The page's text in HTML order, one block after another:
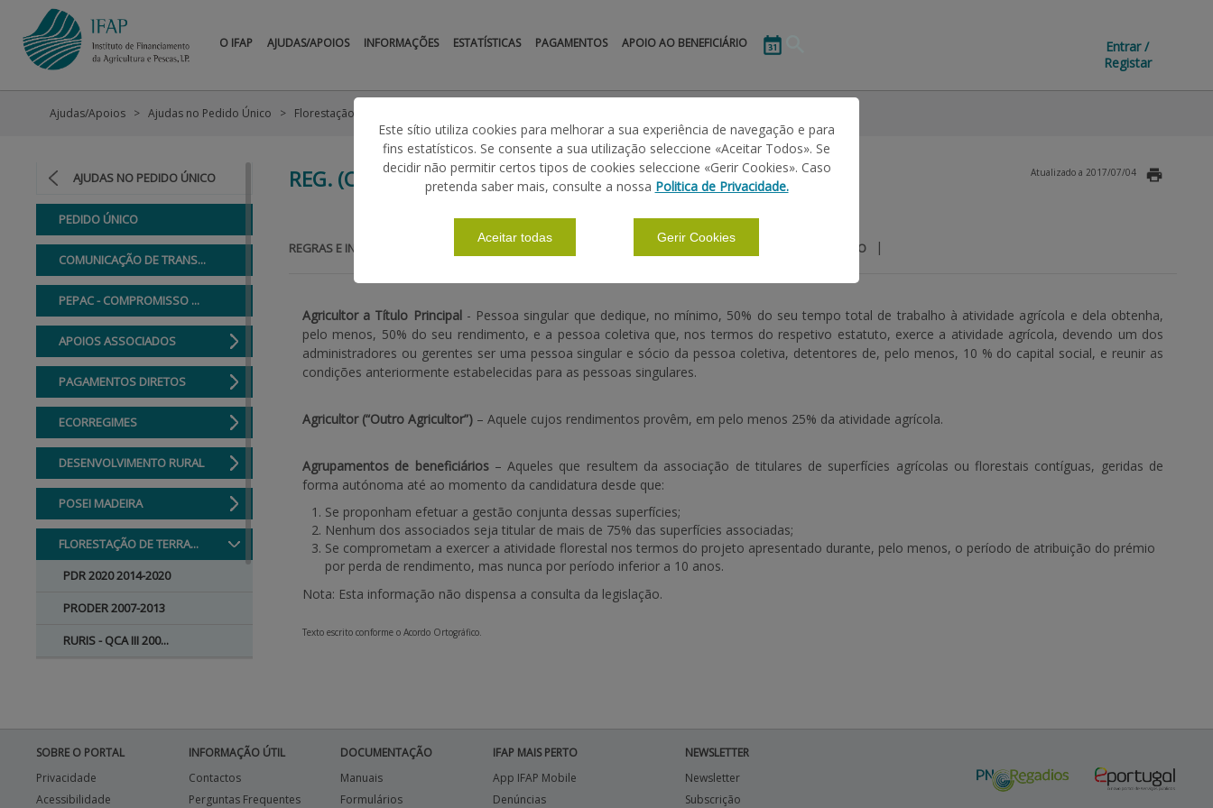
O IFAP AJUDAS/APOIOS INFORMAÇÕES ESTATÍSTICAS PAGAMENTOS APOIO AO BENEFICIÁRIO
Entrar /
Registar
AJUDAS NO PEDIDO ÚNICO
PEDIDO ÚNICO
COMUNICAÇÃO DE TRANS...
PEPAC - COMPROMISSO ...
APOIOS ASSOCIADOS
PAGAMENTOS DIRETOS
ECORREGIMES
DESENVOLVIMENTO RURAL
POSEI MADEIRA
FLORESTAÇÃO DE TERRA...
PDR 2020 2014-2020
PRODER 2007-2013
RURIS - QCA III 200...
PRÉ-PU 2025
Ajudas/Apoios Ajudas no Pedido Único Florestação de Terras Agrícolas
REG. (CEE) 2080/92 - QCA II 1994-1999
REGRAS E INFORMAÇÕES BÁSICAS | | LEGISLAÇÃO |
Atualizado a 2017/07/04
Agricultor a Título Principal- Pessoa singular que dedique, no mínimo, 50% do seu tempo total de trabalho à atividade agrícola e dela obtenha,
pelo menos, 50% do seu rendimento, e a pessoa coletiva que, nos termos do respetivo estatuto, exerce a atividade agrícola, devendo um dos
administradores ou gerentes ser uma pessoa singular e sócio da pessoa coletiva, detentores de, pelo menos, 10 % do capital social, e reunir as
condições anteriormente estabelecidas para as pessoas singulares.
Agricultor (“Outro Agricultor”) – Aquele cujos rendimentos provêm, em pelo menos 25% da atividade agrícola.
Agrupamentos de beneficiários– Aqueles que resultem da associação de titulares de superfícies agrícolas ou florestais contíguas, geridas de
forma autónoma até ao momento da candidatura desde que:
Se proponham efetuar a gestão conjunta dessas superfícies;
Nenhum dos associados seja titular de mais de 75% das superfícies associadas;
Se comprometam a exercer a atividade florestal nos termos do projeto apresentado durante, pelo menos, o período de atribuição do prémio
por perda de rendimento, mas nunca por período inferior a 10 anos.
Nota: Esta informação não dispensa a consulta da legislação.
Texto escrito conforme o Acordo Ortográfico.
SOBRE O PORTAL
Privacidade
Acessibilidade
INFORMAÇÃO ÚTIL
Contactos
Perguntas Frequentes
DOCUMENTAÇÃO
Manuais
Formulários
IFAP MAIS PERTO
App IFAP Mobile
Denúncias
NEWSLETTER
Newsletter
Subscrição
Este sítio utiliza cookies para melhorar a sua experiência de navegação e para
fins estatísticos. Se consente a sua utilização seleccione «Aceitar Todos». Se
decidir não permitir certos tipos de cookies seleccione «Gerir Cookies». Caso
pretenda saber mais, consulte a nossa Politica de Privacidade.
Aceitar todas Gerir Cookies